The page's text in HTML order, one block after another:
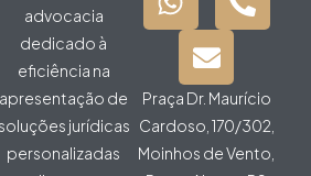
advocacia
dedicado à
eficiência na
apresentação de
soluções jurídicas
personalizadas
Praça Dr. Maurício
Cardoso, 170/302,
Moinhos de Vento,